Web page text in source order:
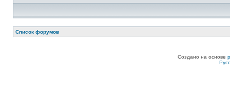
Список форумов
Создано на основе